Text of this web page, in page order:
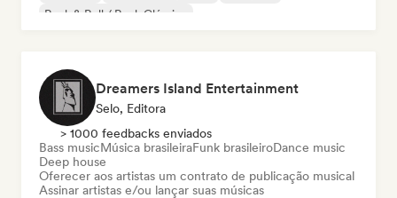
Rock & Roll / Rock Clássico
Dreamers Island Entertainment
Selo, Editora
> 1000 feedbacks enviados
Bass musicMúsica brasileiraFunk brasileiroDance music
Deep house
Oferecer aos artistas um contrato de publicação musical
Assinar artistas e/ou lançar suas músicas